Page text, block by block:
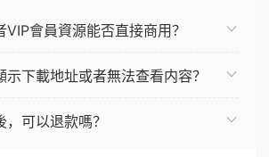
VIP會員資源能否直接商用？
示下載地址或者無法查看内容？
可以退款嗎？